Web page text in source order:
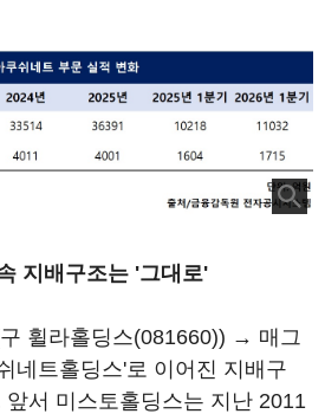
지배구조는 '그대로'
휠라홀딩스(081660)) → 매그
네트홀딩스'로 이어진 지배구
서 미스토홀딩스는 지난 2011